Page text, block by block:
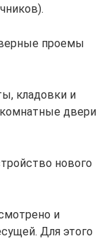
проемы
кладовки и
двери
нового
и
Для этого